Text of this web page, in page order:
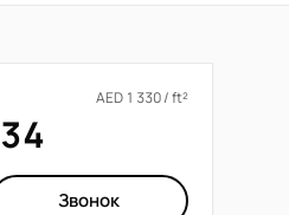
AED 1 330 / ft²
Звонок